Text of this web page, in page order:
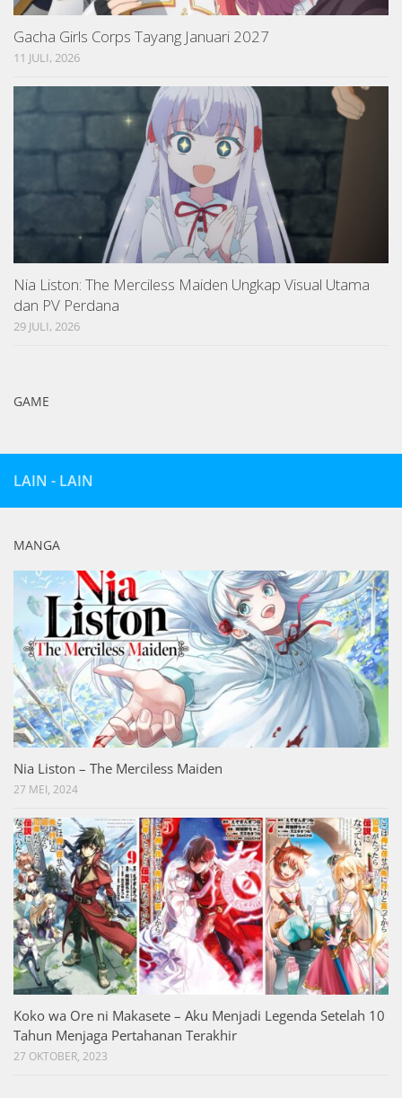
Gacha Girls Corps Tayang Januari 2027
11 JULI, 2026
Nia Liston: The Merciless Maiden Ungkap Visual Utama
dan PV Perdana
29 JULI, 2026
GAME
LAIN - LAIN
MANGA
Nia Liston – The Merciless Maiden
27 MEI, 2024
Koko wa Ore ni Makasete – Aku Menjadi Legenda Setelah 10
Tahun Menjaga Pertahanan Terakhir
27 OKTOBER, 2023